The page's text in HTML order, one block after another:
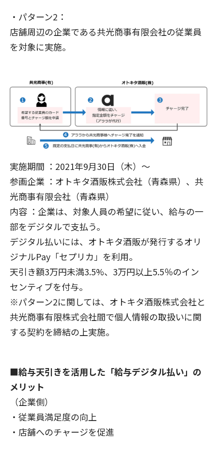
・パターン2：
店舗周辺の企業である共光商事有限会社の従業員
を対象に実施。
実施期間 ：2021年9月30日（木）～
参画企業 ：オトキタ酒販株式会社（青森県）、共
光商事有限会社（青森県）
内容 ：企業は、対象人員の希望に従い、給与の一
部をデジタルで支払う。
デジタル払いには、オトキタ酒販が発行するオリ
ジナルPay「セプリカ」を利用。
天引き額3万円未満3.5%、3万円以上5.5％のイン
センティブを付与。
※パターン2に関しては、オトキタ酒販株式会社と
共光商事有限株式会社間で個人情報の取扱いに関
する契約を締結の上実施。
■給与天引きを活用した「給与デジタル払い」の
メリット
（企業側）
・従業員満足度の向上
・店舗へのチャージを促進